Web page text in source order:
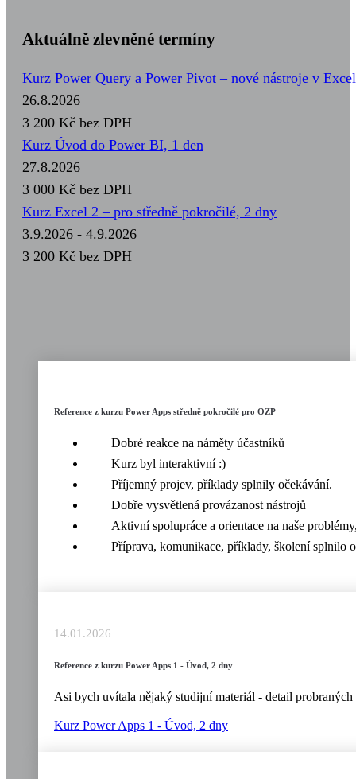
Aktuálně zlevněné termíny
Kurz Power Query a Power Pivot – nové nástroje v
26.8.2026
3 200 Kč bez DPH
Kurz Úvod do Power BI, 1 den
27.8.2026
3 000 Kč bez DPH
Kurz Excel 2 – pro středně pokročilé, 2 dny
3.9.2026 - 4.9.2026
3 200 Kč bez DPH
Reference z kurzu Power Apps středně pokročilé pro OZP
Dobré reakce na náměty účastníků
Kurz byl interaktivní :)
Příjemný projev, příklady splnily očekávání.
Dobře vysvětlená provázanost nástrojů
Aktivní spolupráce a orientace na naše
Příprava, komunikace, příklady, školení splnilo
14.01.2026
Reference z kurzu Power Apps 1 - Úvod, 2 dny
Asi bych uvítala nějaký studijní materiál - detail
Kurz Power Apps 1 - Úvod, 2 dny